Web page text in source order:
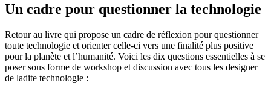
Un cadre pour questionner la technologie
Retour au livre qui propose un cadre de réflexion pour questionner
toute technologie et orienter celle-ci vers une finalité plus positive
pour la planète et l’humanité. Voici les dix questions essentielles à se
poser sous forme de workshop et discussion avec tous les designer
de ladite technologie :